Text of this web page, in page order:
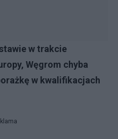
w trakcie
Węgrom chyba
w kwalifikacjach